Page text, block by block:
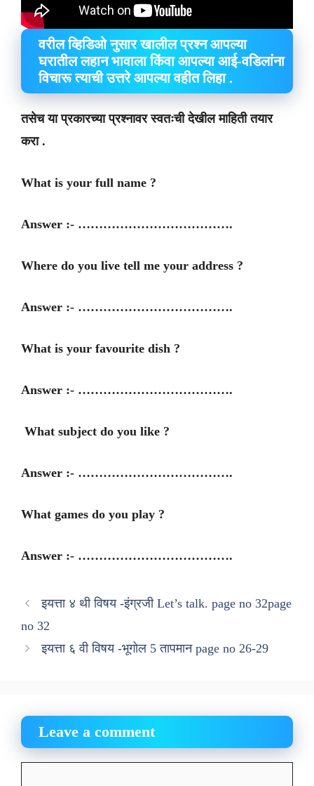
वरील व्हिडिओ नुसार खालील प्रश्न आपल्या
घरातील लहान भावाला किंवा आपल्या आई-वडिलांना
विचारू त्याची उत्तरे आपल्या वहीत लिहा .
तसेच या प्रकारच्या प्रश्नावर स्वतःची देखील माहिती तयार
करा .
What is your full name ?
Answer :- ……………………………….
Where do you live tell me your address ?
Answer :- ……………………………….
What is your favourite dish ?
Answer :- ……………………………….
What subject do you like ?
Answer :- ……………………………….
What games do you play ?
Answer :- ……………………………….
इयत्ता ४ थी विषय -इंग्रजी Let’s talk. page no 32page
no 32
इयत्ता ६ वी विषय -भूगोल 5 तापमान page no 26-29
Leave a comment